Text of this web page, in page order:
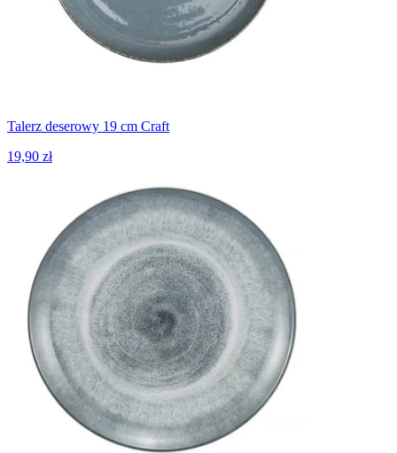
Talerz deserowy 19 cm Craft
19,90 zł